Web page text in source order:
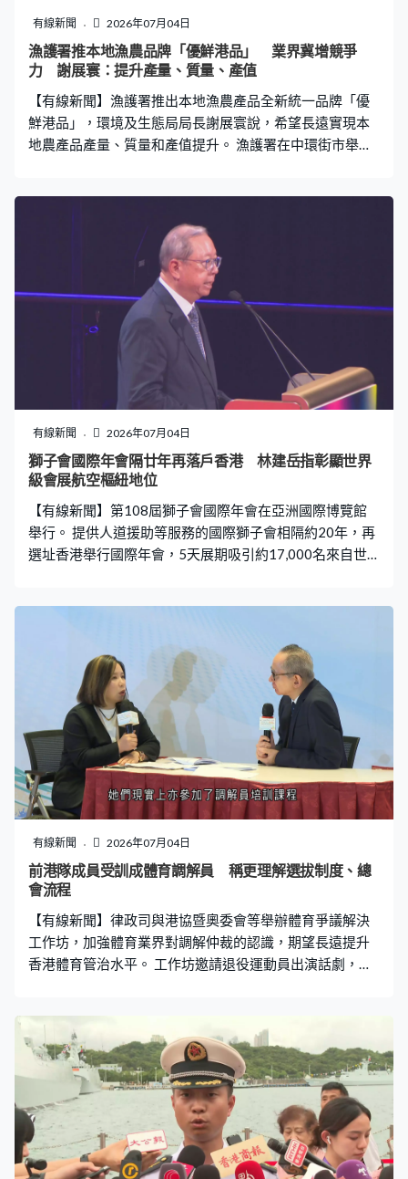
告、宏福苑後續處理方案等，未見納入19日業主大會議
程。大埔區議員羅曉楓認為，私人業權問題未必屬業主大
會討論範圍，「作為物業管理公司，要遵守建築物管理條
人業權買賣，似乎超出正常屋苑管理公
有線新聞 2026年07月04日
漁護署推本地漁農品牌「優鮮港品」 業界冀增競爭
力 謝展寰：提升產量、質量、產值
【有線新聞】漁護署推出本地漁農產品全新統一品牌「優
鮮港品」，環境及生態局局長謝展寰說，希望長遠實現本
地農產品產量、質量和產值提升。 漁護署在中環街市舉行
署要求，講求優質、安全、減碳，通過香港品質保證局認
證。 餐廳、酒店等都有供應，認證費用目前豁免，將來可
能會收取費用。漁產公司及酒家負責人陳詠楓：「過往其
他認證經驗其實一般都是合理費用，所以這不是擔心的問
題，反而如果透過資助，更多市民知道，更多消費者知
道，大家知道這是有信心保證的品牌，相信大家知道，會
令到我的產品有競爭力。」 環境及生態局局長謝展寰出席
品牌啟動禮，「優鮮港品」是《漁農業可持續發展藍圖》
其中一個重點項目，謝展寰說漁護署將參與內地漁業博覽
會，並聯同貿發局推廣品牌。謝展寰：「提高本地漁農產
品競爭力，亦增加漁農界朋友的收入，只要收入增加，才
能吸引更多年輕朋友入行，長遠方可帶動業界實現產量、
得認證資格，預期年底增至500個，零售和餐
有線新聞 2026年07月04日
獅子會國際年會隔廿年再落戶香港 林建岳指彰顯世界
級會展航空樞紐地位
【有線新聞】第108屆獅子會國際年會在亞洲國際博覽館
舉行。 提供人道援助等服務的國際獅子會相隔約20年，再
選址香港舉行國際年會，5天展期吸引約17,000名來自世
了一系列為與會者而設的行程、交通優惠、景點門票、商
場折扣等，鼓勵代表延長留港時間、增加消費，深入探索
香港文化、美食等，感受只在香港的旅遊魅力。
有線新聞 2026年07月04日
前港隊成員受訓成體育調解員 稱更理解選拔制度、總
會流程
【有線新聞】律政司與港協暨奧委會等舉辦體育爭議解決
工作坊，加強體育業界對調解仲裁的認識，期望長遠提升
香港體育管治水平。 工作坊邀請退役運動員出演話劇，模
動員陳巧恩：「我們認識體育界的細節，例如選拔的制
度、總會的流程，如何去國際奧林匹克委員會、國際的體
育聯盟、亞洲聯盟、世界空手道其他聯盟，我們比一般調
解員更了解流程。」前壁球運動員陳浩鈴：「教練和調解
員的角色不會重疊，始終調解員是中立的角色。我們經過
一系列訓練和評核，很清楚調解員的定位在何處。」 律政
司推行體育爭議解決先導計劃至今近半年，成功調解首宗